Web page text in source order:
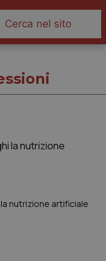
nutrizione artificiale